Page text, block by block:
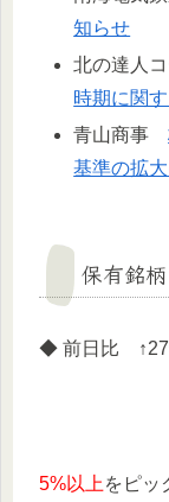
知らせ
北の達人
時期に関
青山商事
基準の拡
保有銘柄
◆ 前日比
5%以上 をピッ